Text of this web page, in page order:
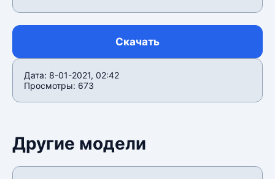
Скачать
Дата: 8-01-2021, 02:42
Просмотры: 673
Другие модели